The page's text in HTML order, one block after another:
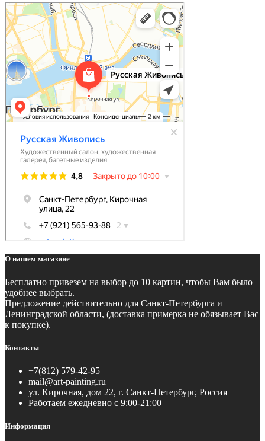
О нашем магазине
Бесплатно привезем на выбор до 10 картин, чтобы Вам было
удобнее выбрать.
Предложение действительно для Санкт-Петербурга и
Ленинградской области, (доставка примерка не обязывает Вас
к покупке).
Контакты
+7(812) 579-42-95
mail@art-painting.ru
ул. Кирочная, дом 22, г. Санкт-Петербург, Россия
Работаем ежедневно с 9:00-21:00
Информация